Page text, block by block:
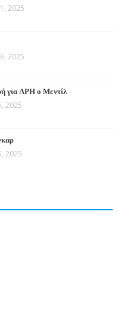
2025
2025
για ΑΡΗ ο Μεντίλ
2025
2025